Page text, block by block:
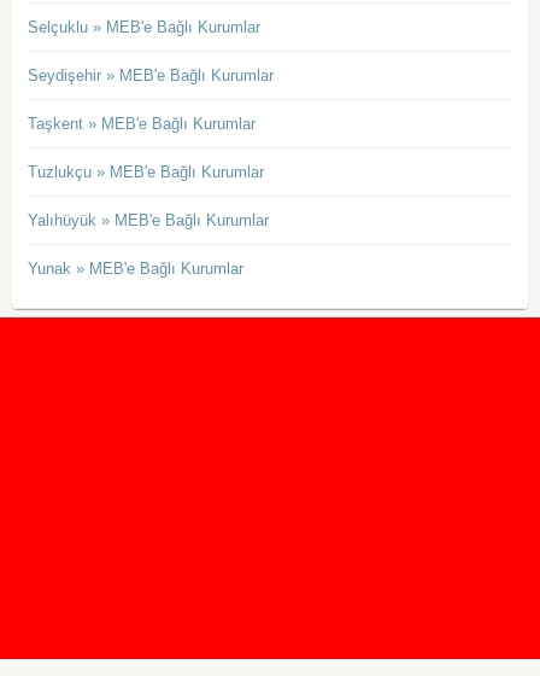
Selçuklu » MEB'e Bağlı Kurumlar
Seydişehir » MEB'e Bağlı Kurumlar
Taşkent » MEB'e Bağlı Kurumlar
Tuzlukçu » MEB'e Bağlı Kurumlar
Yalıhüyük » MEB'e Bağlı Kurumlar
Yunak » MEB'e Bağlı Kurumlar